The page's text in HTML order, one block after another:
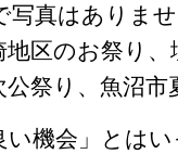
写真はありま
地区のお祭り
公祭り、魚沼
機会」とは